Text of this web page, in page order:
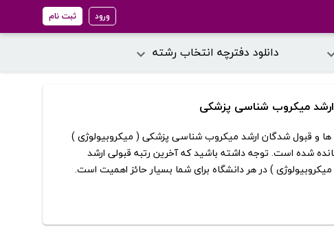
ورود ثبت نام
دانلود دفترچه انتخاب رشته
ارشد میکروب شناسی پزشکی
ها و قبول شدگان ارشد میکروب شناسی پزشکی ( میکروبیولوژی )
شده است. توجه داشته باشید که آخرین رتبه قبولی ارشد
) در هر دانشگاه برای شما بسیار حائز اهمیت است.